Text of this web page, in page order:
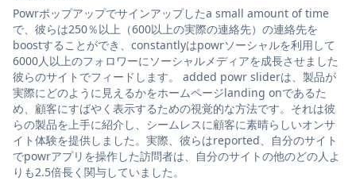
Powrポップアップでサインアップしたa small amount of time
で、彼らは250％以上（600以上の実際の連絡先）の連絡先を
boostすることができ、constantlyはpowrソーシャルを利用して
6000人以上のフォロワーにソーシャルメディアを成長させました
彼らのサイトでフィードします。 added powr sliderは、製品が
実際にどのように見えるかをホームページlanding onであるた
め、顧客にすばやく表示するための視覚的な方法です。それは彼
らの製品を上手に紹介し、シームレスに顧客に素晴らしいオンサ
イト体験を提供しました。実際、彼らはreported、自分のサイト
でpowrアプリを操作した訪問者は、自分のサイトの他のどの人よ
りも2.5倍長く関与していました。